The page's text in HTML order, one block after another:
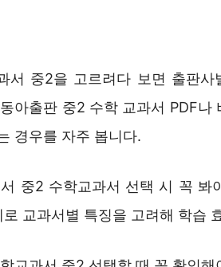
서 중2을 고르려다 보면 출판
아출판 중2 수학 교과서 PDF
경우를 자주 봅니다.
중2 수학교과서 선택 시 꼭 봐
로 교과서별 특징을 고려해 학습